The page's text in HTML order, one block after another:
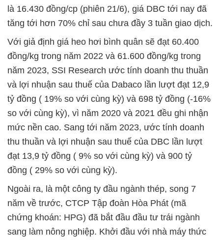
là 16.430 đồng/cp (phiên 21/6), giá DBC tới nay đã
tăng tới hơn 70% chỉ sau chưa đầy 3 tuần giao dịch.
Với giả định giá heo hơi bình quân sẽ đạt 60.400
đồng/kg trong năm 2022 và 61.600 đồng/kg trong
năm 2023, SSI Research ước tính doanh thu thuần
và lợi nhuận sau thuế của Dabaco lần lượt đạt 12,9
tỷ đồng ( 19% so với cùng kỳ) và 698 tỷ đồng (-16%
so với cùng kỳ), vì năm 2020 và 2021 đều ghi nhận
mức nền cao. Sang tới năm 2023, ước tính doanh
thu thuần và lợi nhuận sau thuế của DBC lần lượt
đạt 13,9 tỷ đồng ( 9% so với cùng kỳ) và 900 tỷ
đồng ( 29% so với cùng kỳ).
Ngoài ra, là một công ty đầu ngành thép, song 7
năm về trước, CTCP Tập đoàn Hòa Phát (mã
chứng khoán: HPG) đã bắt đầu đầu tư trái ngành
sang làm nông nghiệp. Khởi đầu với nhà máy thức